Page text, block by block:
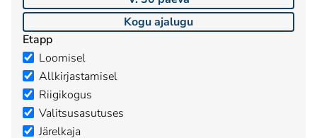
Kogu ajalugu
Etapp
Loomisel
Allkirjastamisel
Riigikogus
Valitsusasutuses
Järelkaja